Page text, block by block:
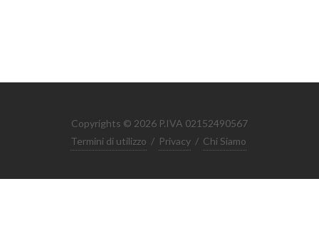
Copyrights © 2026 P.IVA 02152490567
Termini di utilizzo / Privacy / Chi Siamo